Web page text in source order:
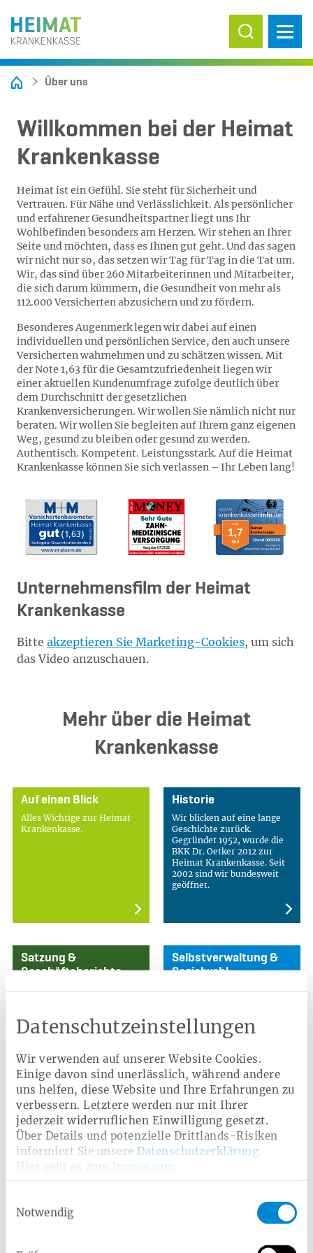
Datenschutzeinstellungen
Wir verwenden auf unserer Website Cookies.
Einige davon sind unerlässlich, während andere
uns helfen, diese Website und Ihre Erfahrungen zu
verbessern. Letztere werden nur mit Ihrer
jederzeit widerruflichen Einwilligung gesetzt.
Über Details und potenzielle Drittlands-Risiken
informiert Sie unsere Datenschutzerklärung.
Impressum
Notwendig
Suche ein-/
Über uns
Will­kom­men bei der Hei­mat
Kran­ken­kas­se
Heimat ist ein Gefühl. Sie steht für Sicherheit und
Vertrauen. Für Nähe und Verlässlichkeit. Als persönlicher
und erfahrener Gesundheitspartner liegt uns Ihr
Wohlbefinden besonders am Herzen. Wir stehen an Ihrer
Seite und möchten, dass es Ihnen gut geht. Und das sagen
wir nicht nur so, das setzen wir Tag für Tag in die Tat um.
Wir, das sind über 260 Mitarbeiterinnen und Mitarbeiter,
die sich darum kümmern, die Gesundheit von mehr als
112.000 Versicherten abzusichern und zu fördern.
Besonderes Augenmerk legen wir dabei auf einen
individuellen und persönlichen Service, den auch unsere
Versicherten wahrnehmen und zu schätzen wissen. Mit
der Note 1,63 für die Gesamtzufriedenheit liegen wir
einer aktuellen Kundenumfrage zufolge deutlich über
dem Durchschnitt der gesetzlichen
Krankenversicherungen. Wir wollen Sie nämlich nicht nur
beraten. Wir wollen Sie begleiten auf Ihrem ganz eigenen
Weg, gesund zu bleiben oder gesund zu werden.
Authentisch. Kompetent. Leistungsstark. Auf die Heimat
Krankenkasse können Sie sich verlassen – Ihr Leben lang!
Unternehmensfilm der Heimat
Krankenkasse
Bitte akzeptieren Sie Marketing-Cookies, um sich
das Video anzuschauen.
Mehr über die Heimat
Krankenkasse
Auf einen Blick
Alles Wichtige zur Heimat
Krankenkasse.
Mehr erfahren
Historie
Wir blicken auf eine lange
Geschichte zurück.
Gegründet 1952, wurde die
BKK Dr. Oetker 2012 zur
Heimat Krankenkasse. Seit
2002 sind wir bundesweit
geöffnet.
Satzung &
Geschäftsberichte
Krankenkasse.
Mehr erfahren
Selbstverwaltung &
Sozialwahl
des Verwaltungsrats im
Mittelpunkt.